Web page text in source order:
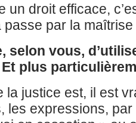
un droit efficace,
par la
selon vous,
plus
la justice est, il est
les expressions,